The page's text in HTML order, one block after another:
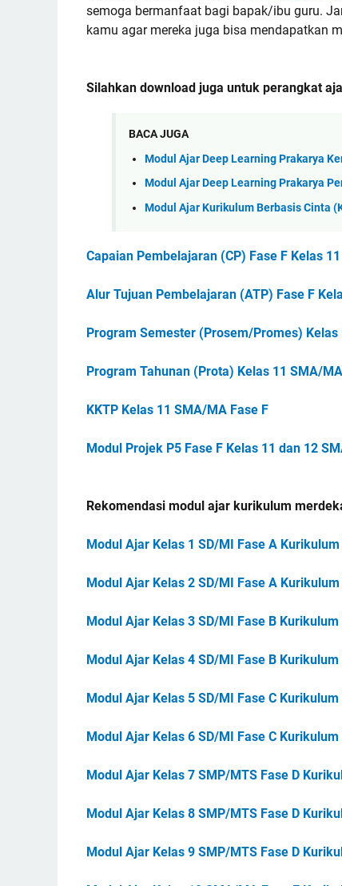
semoga bermanfaat bagi bapak/ibu guru.
kamu agar mereka juga bisa mendapatkan
Silahkan download juga untuk perangkat
BACA JUGA
Modul Ajar Deep Learning Prakarya
Modul Ajar Deep Learning Prakarya
Modul Ajar Kurikulum Berbasis Cinta
Capaian Pembelajaran (CP) Fase F Kelas
Alur Tujuan Pembelajaran (ATP) Fase F
Program Semester (Prosem/Promes)
Program Tahunan (Prota) Kelas 11 SMA/MA
KKTP Kelas 11 SMA/MA Fase F
Modul Projek P5 Fase F Kelas 11 dan 12
Rekomendasi modul ajar kurikulum
Modul Ajar Kelas 1 SD/MI Fase A
Modul Ajar Kelas 2 SD/MI Fase A
Modul Ajar Kelas 3 SD/MI Fase B
Modul Ajar Kelas 4 SD/MI Fase B
Modul Ajar Kelas 5 SD/MI Fase C
Modul Ajar Kelas 6 SD/MI Fase C
Modul Ajar Kelas 7 SMP/MTS Fase D
Modul Ajar Kelas 8 SMP/MTS Fase D
Modul Ajar Kelas 9 SMP/MTS Fase D